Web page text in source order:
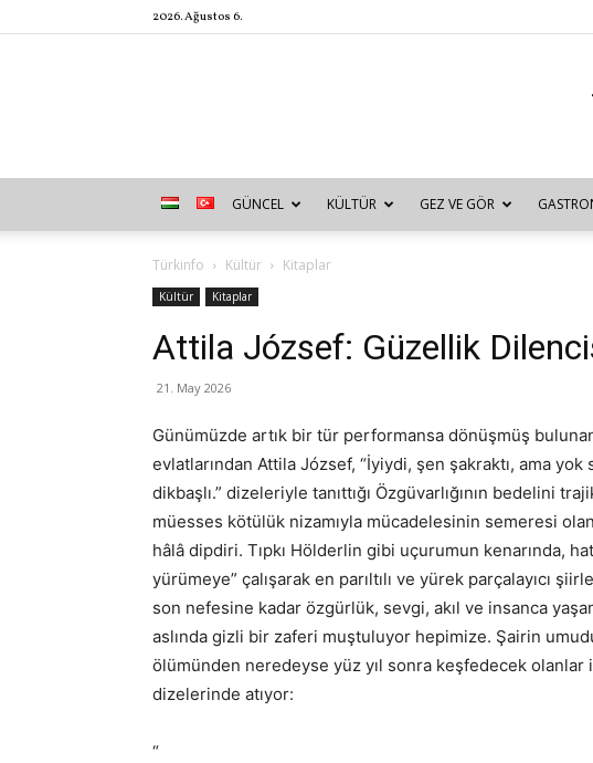
2026. Ağustos 6.
GÜNCEL KÜLTÜR GEZ VE GÖR
Türkinfo Kültür Kitaplar
Kültür Kitaplar
Attila József: Güzellik
21. May 2026
Günümüzde artık bir tür performansa dönüşmüş
evlatlarından Attila József, “İyiydi, şen şakraktı, ama
dikbaşlı.” dizeleriyle tanıttığı Özgüvarlığının bedelini
müesses kötülük nizamıyla mücadelesinin semeresi
hâlâ dipdiri. Tıpkı Hölderlin gibi uçurumun kenarında,
yürümeye” çalışarak en parıltılı ve yürek parçalayıcı
son nefesine kadar özgürlük, sevgi, akıl ve insanca
aslında gizli bir zaferi muştuluyor hepimize. Şairin
ölümünden neredeyse yüz yıl sonra keşfedecek olanlar
dizelerinde atıyor:
“